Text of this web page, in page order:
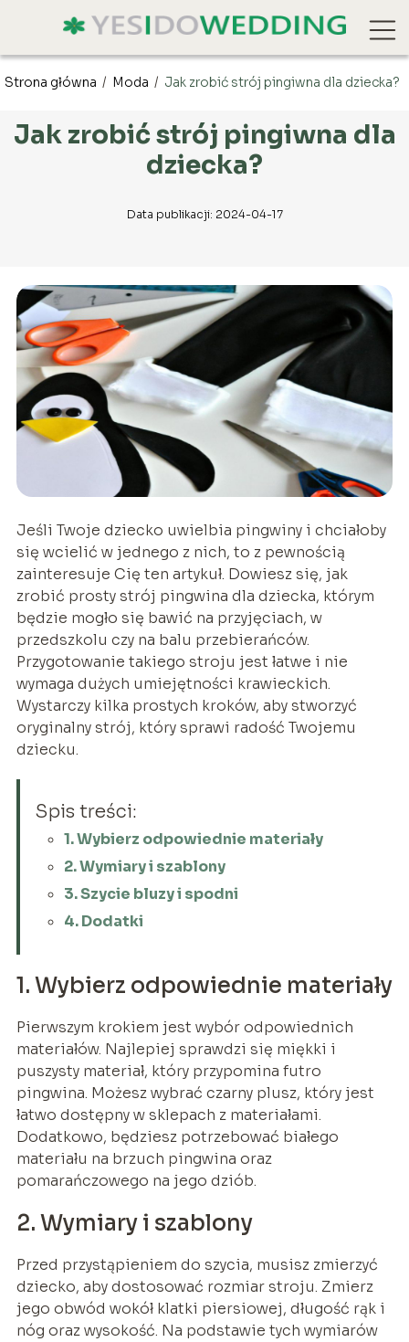
Strona główna / Moda / Jak zrobić strój pingiwna dla dziecka?
Jak zrobić strój pingiwna dla
dziecka?
Data publikacji: 2024-04-17
Jeśli Twoje dziecko uwielbia pingwiny i chciałoby
się wcielić w jednego z nich, to z pewnością
zainteresuje Cię ten artykuł. Dowiesz się, jak
zrobić prosty strój pingwina dla dziecka, którym
będzie mogło się bawić na przyjęciach, w
przedszkolu czy na balu przebierańców.
Przygotowanie takiego stroju jest łatwe i nie
wymaga dużych umiejętności krawieckich.
Wystarczy kilka prostych kroków, aby stworzyć
oryginalny strój, który sprawi radość Twojemu
dziecku.
Spis treści:
1. Wybierz odpowiednie materiały
2. Wymiary i szablony
3. Szycie bluzy i spodni
4. Dodatki
1. Wybierz odpowiednie materiały
Pierwszym krokiem jest wybór odpowiednich
materiałów. Najlepiej sprawdzi się miękki i
puszysty materiał, który przypomina futro
pingwina. Możesz wybrać czarny plusz, który jest
łatwo dostępny w sklepach z materiałami.
Dodatkowo, będziesz potrzebować białego
materiału na brzuch pingwina oraz
pomarańczowego na jego dziób.
2. Wymiary i szablony
Przed przystąpieniem do szycia, musisz zmierzyć
dziecko, aby dostosować rozmiar stroju. Zmierz
jego obwód wokół klatki piersiowej, długość rąk i
nóg oraz wysokość. Na podstawie tych wymiarów